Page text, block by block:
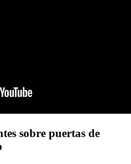
sobre puertas de